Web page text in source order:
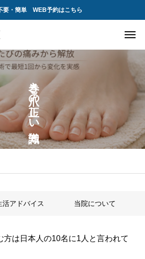
要・簡単 WEB予約はこちら
き
の
し
い
活アドバイス 当院について
方は日本人の10名に1人と言われて